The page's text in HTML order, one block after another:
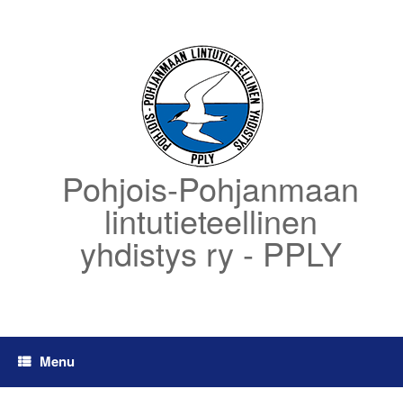
Pohjois-Pohjanmaan
lintutieteellinen
yhdistys ry - PPLY
Menu